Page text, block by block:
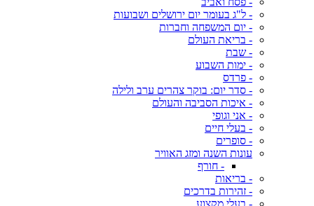
- ל"ג בעומר יום ירושלים ושבועות
- יום המשפחה וחברות
- בריאת העולם
- שבת
- ימות השבוע
- פרדס
- סדר יום: בוקר צהרים ערב ולילה
- איכות הסביבה והעולם
- אני וגופי
- בעלי חיים
- סופרים
עונות השנה ומזג האוויר
- חורף
- בריאות
- זהירות בדרכים
- בעלי מקצוע